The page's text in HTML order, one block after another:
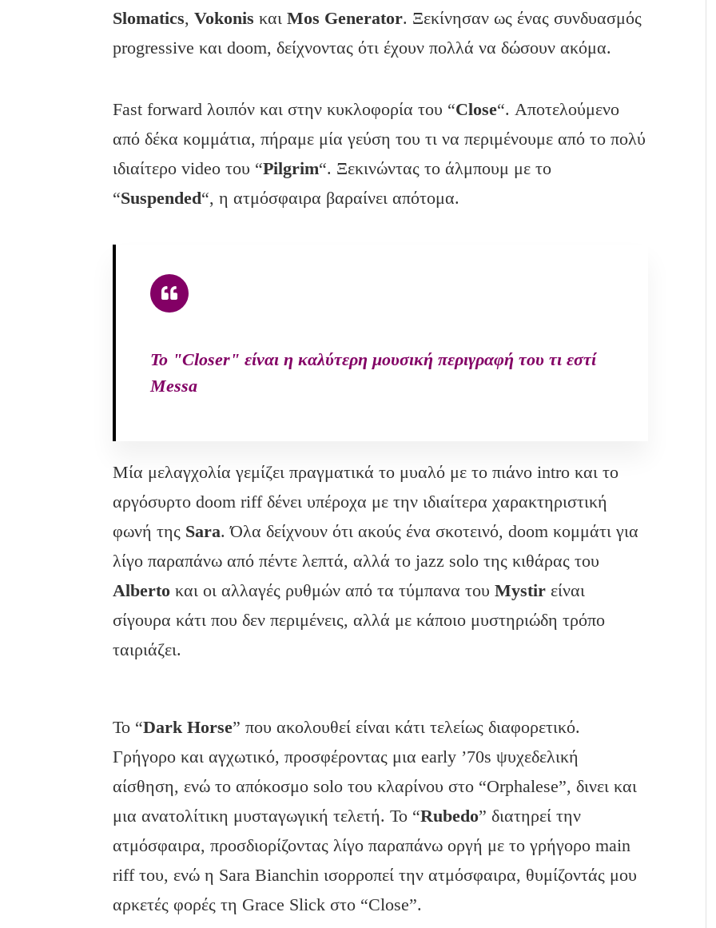
Slomatics,Vokonis καιMos Generator. Ξεκίνησαν ως ένας συνδυασμός
progressive και doom, δείχνοντας ότι έχουν πολλά να δώσουν ακόμα.
Fast forward λοιπόν και στην κυκλοφορία του “Close“. Αποτελούμενο
από δέκα κομμάτια, πήραμε μία γεύση του τι να περιμένουμε από το πολύ
ιδιαίτερο video του “Pilgrim“. Ξεκινώντας το άλμπουμ με το
“Suspended“, η ατμόσφαιρα βαραίνει απότομα.
Το "Closer" είναι η καλύτερη μουσική περιγραφή του τι εστί
Messa
Μία μελαγχολία γεμίζει πραγματικά το μυαλό με το πιάνο intro και το
αργόσυρτο doom riff δένει υπέροχα με την ιδιαίτερα χαρακτηριστική
φωνή της Sara. Όλα δείχνουν ότι ακούς ένα σκοτεινό, doom κομμάτι για
λίγο παραπάνω από πέντε λεπτά, αλλά το jazz solo της κιθάρας του
Alberto και οι αλλαγές ρυθμών από τα τύμπανα τουMystir είναι
σίγουρα κάτι που δεν περιμένεις, αλλά με κάποιο μυστηριώδη τρόπο
ταιριάζει.
To “Dark Horse” που ακολουθεί είναι κάτι τελείως διαφορετικό.
Γρήγορο και αγχωτικό, προσφέροντας μια early ’70s ψυχεδελική
αίσθηση, ενώ το απόκοσμο solo του κλαρίνου στο “Orphalese”, δινει και
μια ανατολίτικη μυσταγωγική τελετή. Το “Rubedo” διατηρεί την
ατμόσφαιρα, προσδιορίζοντας λίγο παραπάνω οργή με το γρήγορο main
riff του, ενώ η Sara Bianchin ισορροπεί την ατμόσφαιρα, θυμίζοντάς μου
αρκετές φορές τη Grace Slick στο “Close”.